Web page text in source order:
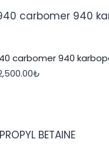
carbomer 940
₺Fiyat